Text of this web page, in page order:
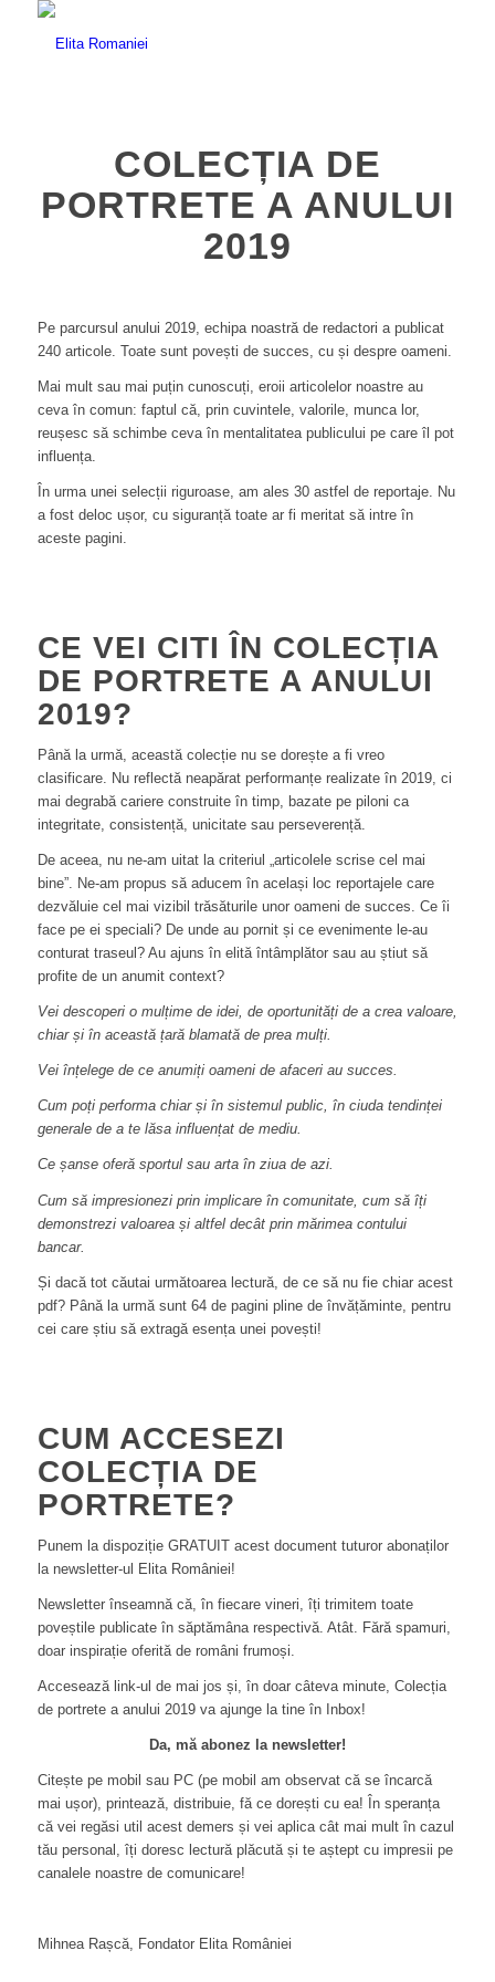
COLECȚIA DE
PORTRETE A ANULUI
2019
Pe parcursul anului 2019, echipa noastră de redactori a publicat
240 articole. Toate sunt povești de succes, cu și despre oameni.
Mai mult sau mai puțin cunoscuți, eroii articolelor noastre au
ceva în comun: faptul că, prin cuvintele, valorile, munca lor,
reușesc să schimbe ceva în mentalitatea publicului pe care îl pot
influența.
În urma unei selecții riguroase, am ales 30 astfel de reportaje. Nu
a fost deloc ușor, cu siguranță toate ar fi meritat să intre în
aceste pagini.
CE VEI CITI ÎN COLECȚIA
DE PORTRETE A ANULUI
2019?
Până la urmă, această colecție nu se dorește a fi vreo
clasificare. Nu reflectă neapărat performanțe realizate în 2019, ci
mai degrabă cariere construite în timp, bazate pe piloni ca
integritate, consistență, unicitate sau perseverență.
De aceea, nu ne-am uitat la criteriul „articolele scrise cel mai
bine”. Ne-am propus să aducem în același loc reportajele care
dezvăluie cel mai vizibil trăsăturile unor oameni de succes. Ce îi
face pe ei speciali? De unde au pornit și ce evenimente le-au
conturat traseul? Au ajuns în elită întâmplător sau au știut să
profite de un anumit context?
Vei descoperi o mulțime de idei, de oportunități de a crea valoare,
chiar și în această țară blamată de prea mulți.
Vei înțelege de ce anumiți oameni de afaceri au succes.
Cum poți performa chiar și în sistemul public, în ciuda tendinței
generale de a te lăsa influențat de mediu.
Ce șanse oferă sportul sau arta în ziua de azi.
Cum să impresionezi prin implicare în comunitate, cum să îți
demonstrezi valoarea și altfel decât prin mărimea contului
bancar.
Și dacă tot căutai următoarea lectură, de ce să nu fie chiar acest
pdf? Până la urmă sunt 64 de pagini pline de învățăminte, pentru
cei care știu să extragă esența unei povești!
CUM ACCESEZI
COLECȚIA DE
PORTRETE?
Punem la dispoziție GRATUIT acest document tuturor abonaților
la newsletter-ul Elita României!
Newsletter înseamnă că, în fiecare vineri, îți trimitem toate
poveștile publicate în săptămâna respectivă. Atât. Fără spamuri,
doar inspirație oferită de români frumoși.
Accesează link-ul de mai jos și, în doar câteva minute, Colecția
de portrete a anului 2019 va ajunge la tine în Inbox!
Da, mă abonez la newsletter!
Citește pe mobil sau PC (pe mobil am observat că se încarcă
mai ușor), printează, distribuie, fă ce dorești cu ea! În speranța
că vei regăsi util acest demers și vei aplica cât mai mult în cazul
tău personal, îți doresc lectură plăcută și te aștept cu impresii pe
canalele noastre de comunicare!
Mihnea Rașcă, Fondator Elita României